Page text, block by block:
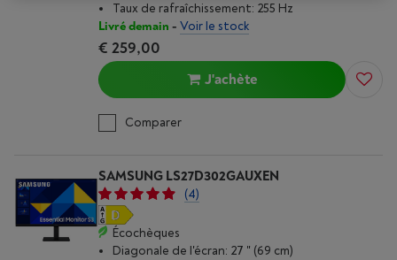
Taux de rafraîchissement: 255 Hz
Livré demain - Voir le stock
€ 259,00
J'achète
Comparer
SAMSUNG LS27D302GAUXEN
(4)
Écochèques
Diagonale de l'écran: 27 " (69 cm)